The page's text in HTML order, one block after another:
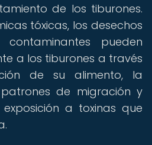
de los tiburones.
tóxicas, los desechos
pueden
a los tiburones a través
de su alimento, la
de migración y
a toxinas que